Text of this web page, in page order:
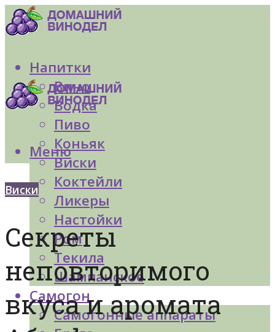
Напитки
Вино
Водка
Пиво
Коньяк
Виски
Коктейли
Ликеры
Настойки
Ром
Текила
Шампанское
Самогон
Самогонные аппараты
Меню
Виски
Секреты
неповторимого
вкуса и аромата